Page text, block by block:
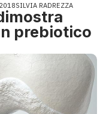
SILVIA RADREZZA
prebiotico